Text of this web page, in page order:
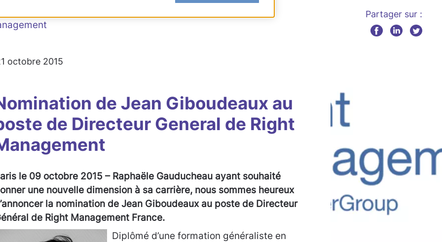
Partager sur :
octobre 2015
de Jean Giboudeaux au
de Directeur General de Right
le 09 octobre 2015 – Raphaële Gauducheau ayant souhaité
une nouvelle dimension à sa carrière, nous sommes heureux
la nomination de Jean Giboudeaux au poste de Directeur
de Right Management France.
Diplômé d’une formation généraliste en